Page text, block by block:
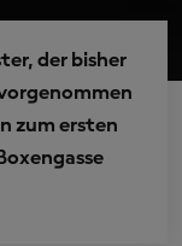
der bisher
zum ersten